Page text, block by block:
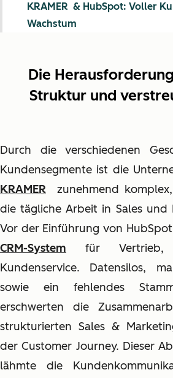
Die
Struktur und
Durch die verschiedenen
Kundensegmente ist die
KRAMER zunehmend
die tägliche Arbeit in Sales und
Vor der Einführung von
CRM-System für Vertrieb,
Kundenservice. Datensilos,
sowie ein fehlendes
erschwerten die
strukturierten Sales &
der Customer Journey. Dieser
lähmte die
KRAMER & HubSpot: Voller
Wachstum